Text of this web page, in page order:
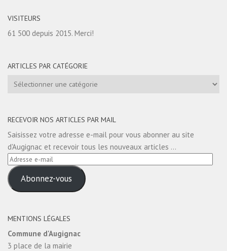
VISITEURS
61 500 depuis 2015. Merci!
ARTICLES PAR CATÉGORIE
Articles
RECEVOIR NOS ARTICLES PAR MAIL
Saisissez votre adresse e-mail pour vous abonner au site
d'Augignac et recevoir tous les nouveaux articles ...
Adresse
e-
mail Abonnez-vous
MENTIONS LÉGALES
Commune d'Augignac
3 place de la mairie